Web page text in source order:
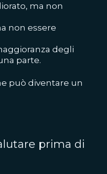
ma non
non essere
degli
parte.
può diventare un
prima di